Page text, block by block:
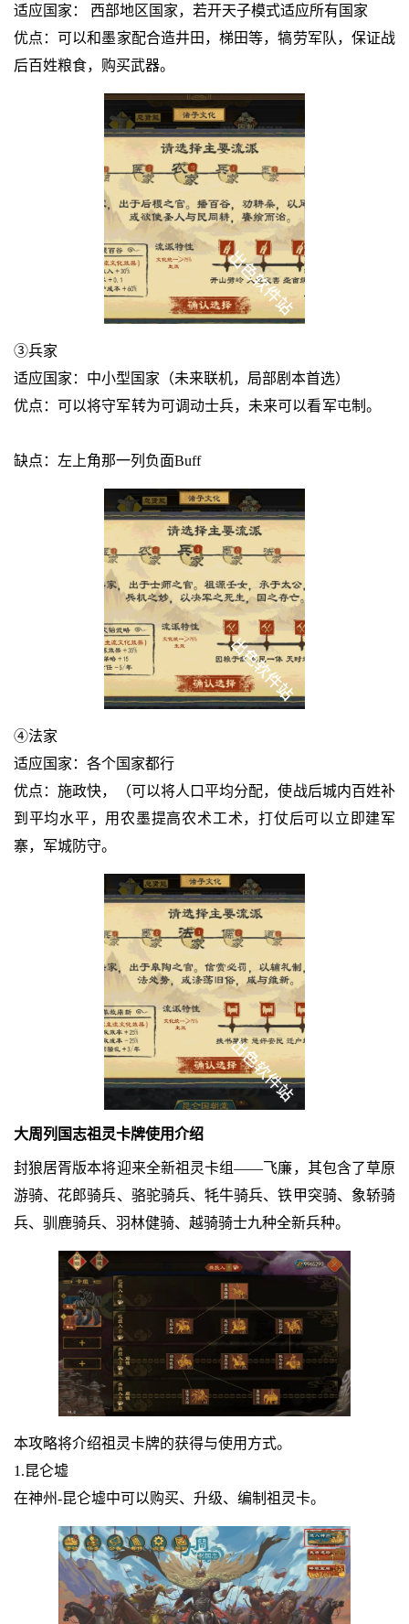
适应国家： 西部地区国家，若开天子模式适应所有国家
优点：可以和墨家配合造井田，梯田等，犒劳军队，保证战
后百姓粮食，购买武器。
③兵家
适应国家：中小型国家（未来联机，局部剧本首选）
优点：可以将守军转为可调动士兵，未来可以看军屯制。
缺点：左上角那一列负面Buff
④法家
适应国家：各个国家都行
优点：施政快，（可以将人口平均分配，使战后城内百姓补
到平均水平，用农墨提高农术工术，打仗后可以立即建军
寨，军城防守。
大周列国志祖灵卡牌使用介绍
封狼居胥版本将迎来全新祖灵卡组——飞廉，其包含了草原
游骑、花郎骑兵、骆驼骑兵、牦牛骑兵、铁甲突骑、象轿骑
兵、驯鹿骑兵、羽林健骑、越骑骑士九种全新兵种。
本攻略将介绍祖灵卡牌的获得与使用方式。
1.昆仑墟
在神州-昆仑墟中可以购买、升级、编制祖灵卡。